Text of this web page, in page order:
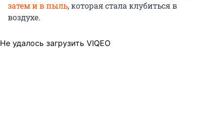
затем и в пыль, которая стала клубиться в
воздухе.
Не удалось загрузить VIQEO